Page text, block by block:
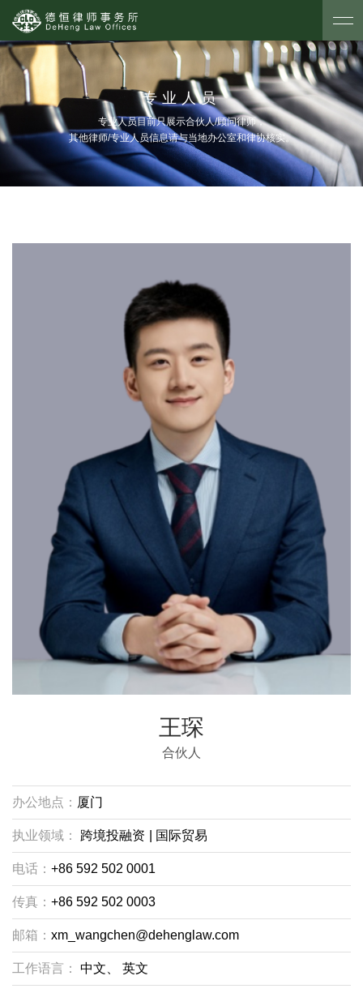
专业人员
专业人员目前只展示合伙人/顾问律师，
其他律师/专业人员信息请与当地办公室和律协核实。
王琛
合伙人
办公地点： 厦门
执业领域： 跨境投融资 国际贸易
电话： +86 592 502 0001
传真： +86 592 502 0003
邮箱： xm_wangchen@dehenglaw.com
工作语言： 中文、 英文